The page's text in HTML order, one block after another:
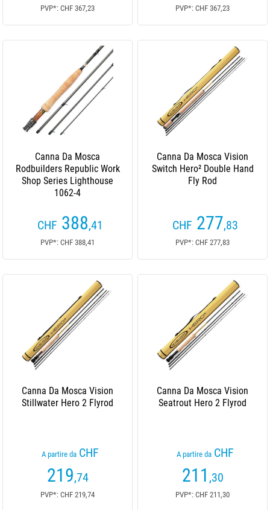
PVP*: CHF 367,23 PVP*: CHF 367,23
Canna Da Mosca
Rodbuilders Republic Work
Shop Series Lighthouse
1062-4
CHF 388,41
PVP*: CHF 388,41
Canna Da Mosca Vision
Switch Hero² Double Hand
Fly Rod
CHF 277,83
PVP*: CHF 277,83
Canna Da Mosca Vision
Stillwater Hero 2 Flyrod
A partire da CHF
219,74
PVP*: CHF 219,74
Canna Da Mosca Vision
Seatrout Hero 2 Flyrod
A partire da CHF
211 ,30
PVP*: CHF 211,30